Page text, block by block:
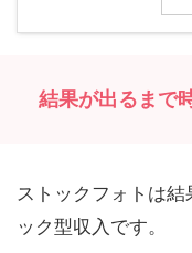
結果が出るまで
ストックフォトは
ック型収入です。